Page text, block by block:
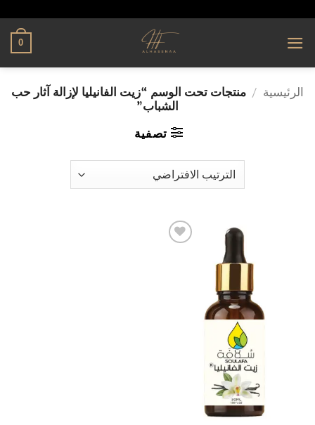
0
الرئيسية / منتجات تحت الوسم “زيت الفانيليا لإزالة آثار حب
الشباب”
تصفية